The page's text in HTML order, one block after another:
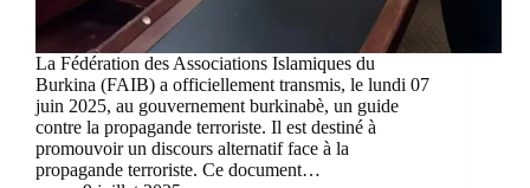
La Fédération des Associations Islamiques du
Burkina (FAIB) a officiellement transmis, le lundi 07
juin 2025, au gouvernement burkinabè, un guide
contre la propagande terroriste. Il est destiné à
promouvoir un discours alternatif face à la
propagande terroriste. Ce document…